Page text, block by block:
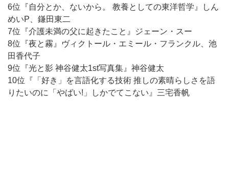
6位『自分とか、ないから。 教養としての東洋哲学』しん
めいP、鎌田東二
7位『介護未満の父に起きたこと』ジェーン・スー
8位『夜と霧』ヴィクトール・エミール・フランクル、池
田香代子
9位『光と影 神谷健太1st写真集』神谷健太
10位『「好き」を言語化する技術 推しの素晴らしさを語
りたいのに「やばい!」しかでてこない』三宅香帆